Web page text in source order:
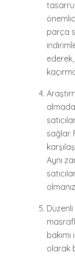
parça
sağlar.
Aynı
olarak